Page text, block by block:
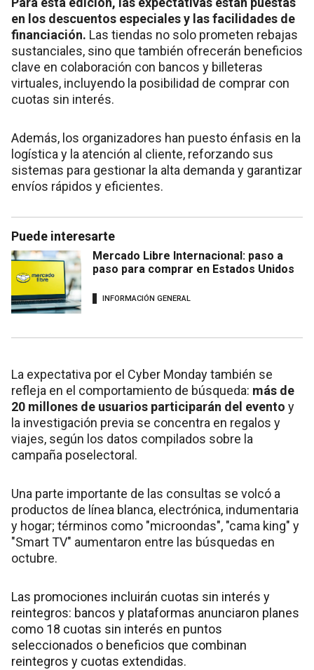
en los descuentos especiales y las facilidades de
financiación. Las tiendas no solo prometen rebajas
sustanciales, sino que también ofrecerán beneficios
clave en colaboración con bancos y billeteras
virtuales, incluyendo la posibilidad de comprar con
cuotas sin interés.
Además, los organizadores han puesto énfasis en la
logística y la atención al cliente, reforzando sus
sistemas para gestionar la alta demanda y garantizar
envíos rápidos y eficientes.
Puede interesarte
Mercado Libre Internacional: paso a
paso para comprar en Estados Unidos
INFORMACIÓN GENERAL
La expectativa por el Cyber Monday también se
refleja en el comportamiento de búsqueda: más de
20 millones de usuarios participarán del evento y
la investigación previa se concentra en regalos y
viajes, según los datos compilados sobre la
campaña poselectoral.
Una parte importante de las consultas se volcó a
productos de línea blanca, electrónica, indumentaria
y hogar; términos como "microondas", "cama king" y
"Smart TV" aumentaron entre las búsquedas en
octubre.
Las promociones incluirán cuotas sin interés y
reintegros: bancos y plataformas anunciaron planes
como 18 cuotas sin interés en puntos
seleccionados o beneficios que combinan
reintegros y cuotas extendidas.